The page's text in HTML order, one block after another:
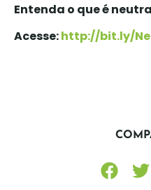
Entenda o que é
Acesse:http://bit.ly/